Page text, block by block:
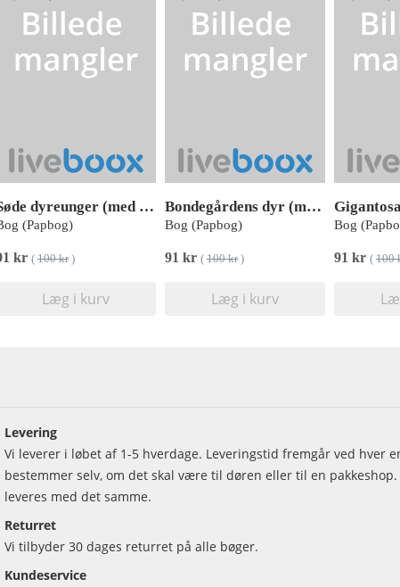
Søde dyreunger (med 10 lyde)
(Papbog)
kr ( 100 kr)
Læg i kurv
Bondegårdens dyr (med 10 lyde)
Bog (Papbog)
91 kr ( 100 kr)
Læg i kurv
Bog
91 kr ( 100
Levering
Vi leverer i løbet af 1-5 hverdage. Leveringstid fremgår ved hver
bestemmer selv, om det skal være til døren eller til en
leveres med det samme.
Returret
Vi tilbyder 30 dages returret på alle bøger.
Kundeservice